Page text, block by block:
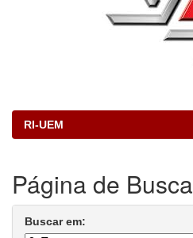
RI-UEM
Página de Busca
Buscar em: